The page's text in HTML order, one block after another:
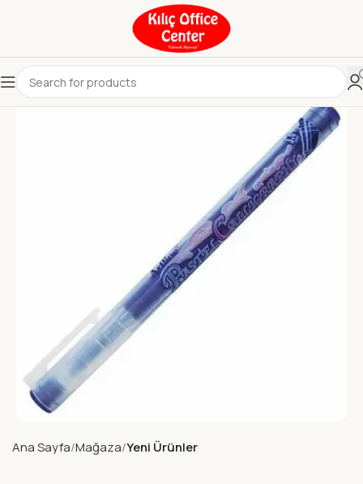
Ana Sayfa Mağaza Yeni Ürünler